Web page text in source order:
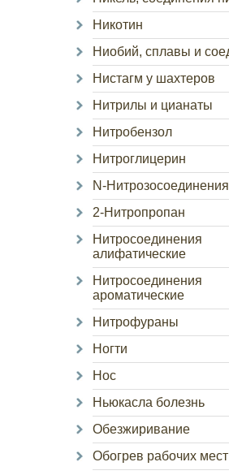
Никотин
Ниобий, сплавы и
Нистагм у шахтеров
Нитрилы и цианаты
Нитробензол
Нитроглицерин
N-Нитрозосоединения
2-Нитропропан
Нитросоединения
алифатические
Нитросоединения
ароматические
Нитрофураны
Ногти
Нос
Ньюкасла болезнь
Обезжиривание
Обогрев рабочих мест